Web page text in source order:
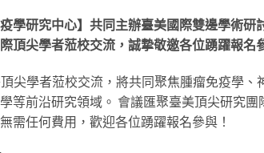
學研究中心】 共同主辦臺美國際雙邊學術研
頂尖學者蒞校交流，誠摯敬邀各位踴躍報名
尖學者蒞校交流，將共同聚焦腫瘤免疫學、
等前沿研究領域。 會議匯聚臺美頂尖研究團
需任何費用，歡迎各位踴躍報名參與！